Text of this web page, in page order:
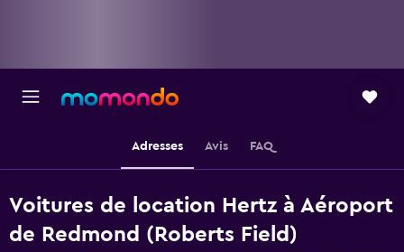
Adresses Avis FAQ
Voitures de location Hertz à Aéroport
de Redmond (Roberts Field)